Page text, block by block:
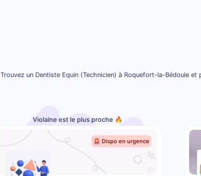
Trouvez un Dentiste Equin (Technicien) à Roquefort-la-Bédoule
Violaine est le plus proche 🔥
🚨 Dispo en urgence